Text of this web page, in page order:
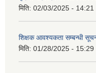
मिति: 02/03/2025 - 14:21
शिक्षक आवश्यकता सम्बन्धी
मिति: 01/28/2025 - 15:29